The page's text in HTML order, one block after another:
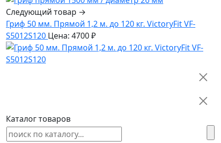
Следующий товар →
Гриф 50 мм. Прямой 1,2 м. до 120 кг. VictoryFit VF-
S5012S120 Цена: 4700 ₽
Каталог товаров